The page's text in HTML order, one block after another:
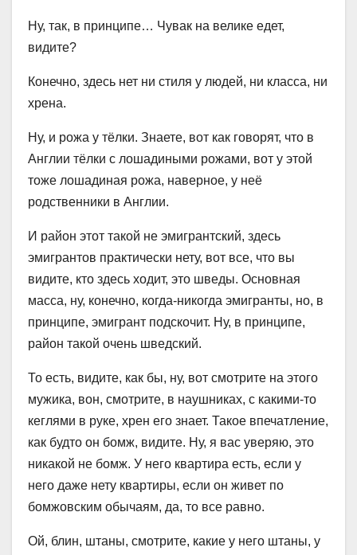
Ну, так, в принципе… Чувак на велике едет,
видите?
Конечно, здесь нет ни стиля у людей, ни класса, ни
хрена.
Ну, и рожа у тёлки. Знаете, вот как говорят, что в
Англии тёлки с лошадиными рожами, вот у этой
тоже лошадиная рожа, наверное, у неё
родственники в Англии.
И район этот такой не эмигрантский, здесь
эмигрантов практически нету, вот все, что вы
видите, кто здесь ходит, это шведы. Основная
масса, ну, конечно, когда-никогда эмигранты, но, в
принципе, эмигрант подскочит. Ну, в принципе,
район такой очень шведский.
То есть, видите, как бы, ну, вот смотрите на этого
мужика, вон, смотрите, в наушниках, с какими-то
кеглями в руке, хрен его знает. Такое впечатление,
как будто он бомж, видите. Ну, я вас уверяю, это
никакой не бомж. У него квартира есть, если у
него даже нету квартиры, если он живет по
бомжовским обычаям, да, то все равно.
Ой, блин, штаны, смотрите, какие у него штаны, у